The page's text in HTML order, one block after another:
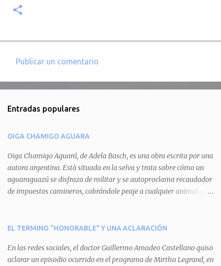
e
t
a
r
i
o
Publicar un comentario
Entradas populares
OIGA CHAMIGO AGUARA
Oiga Chamigo Aguará, de Adela Basch, es una obra escrita por una
autora argentina. Està situada en la selva y trata sobre cómo un
aguaraguazú se disfraza de militar y se autoproclama recaudador
de impuestos camineros, cobrándole peaje a cualquier animal que
aguará le provoca. De igual manera pasa con Tatú, el armadillo.
del aguará y pasa sin pagar. Por último, Tui, la cotorra, deja
expuesta la mentira del aguará y arenga a los otros tres
EL TERMINO "HONORABLE" Y UNA ACLARACIÓN
En las redes sociales, el doctor Guillermo Amadeo Castellano quiso
aclarar un episodio ocurrido en el programa de Mirtha Legrand, en